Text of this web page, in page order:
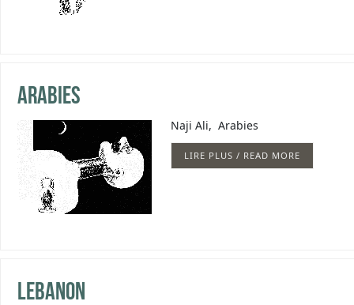
Arabies
Naji Ali, Arabies
LIRE PLUS / READ MORE
Lebanon